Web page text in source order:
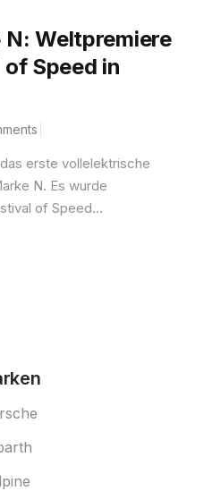
N: Weltpremiere
Speed in
erste vollelektrische
N. Es wurde
of Speed...